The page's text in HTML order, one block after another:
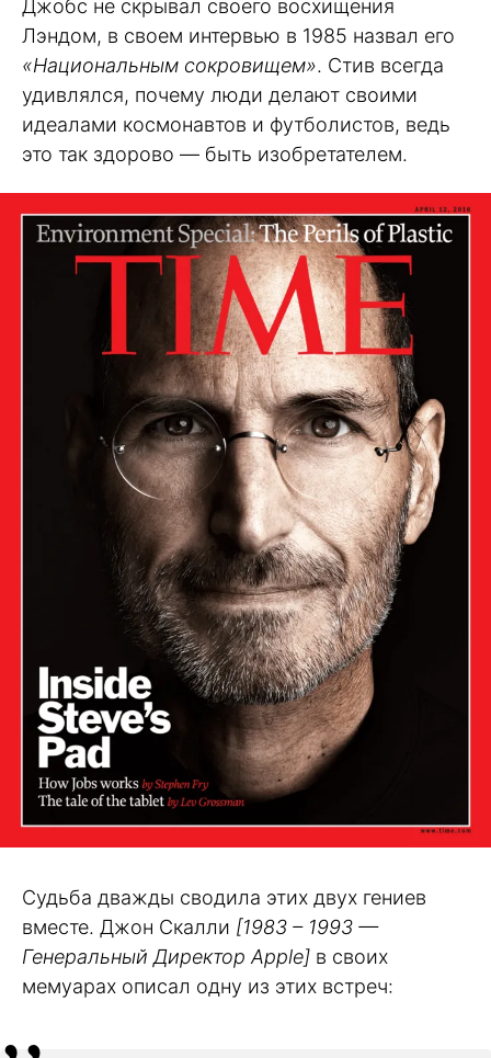
Джобс не скрывал своего восхищения
Лэндом, в своем интервью в 1985 назвал его
«Национальным сокровищем». Стив всегда
удивлялся, почему люди делают своими
идеалами космонавтов и футболистов, ведь
это так здорово — быть изобретателем.
Судьба дважды сводила этих двух гениев
вместе. Джон Скалли [1983 – 1993 —
Генеральный Директор Apple] в своих
мемуарах описал одну из этих встреч: